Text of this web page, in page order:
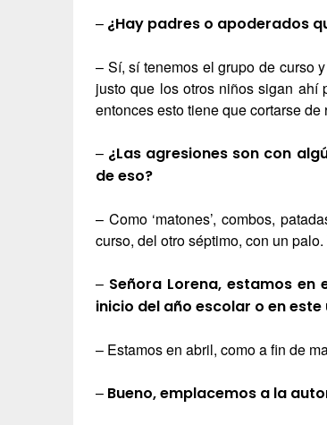
– ¿Hay padres o apoderados
– Sí, sí tenemos el grupo de curso
justo que los otros niños sigan ahí
entonces esto tiene que cortarse de
– ¿Las agresiones son con
de eso?
– Como ‘matones’, combos,
curso, del otro séptimo, con un
– Señora Lorena, estamos
inicio del año escolar o en
– Estamos en abril, como a fin de
– Bueno, emplacemos a la